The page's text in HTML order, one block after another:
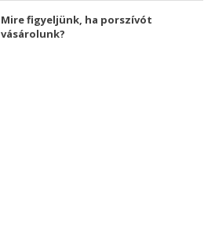
Mire figyeljünk, ha porszívót
vásárolunk?